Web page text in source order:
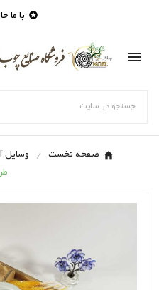
 با ما

صفحه نخست وسایل